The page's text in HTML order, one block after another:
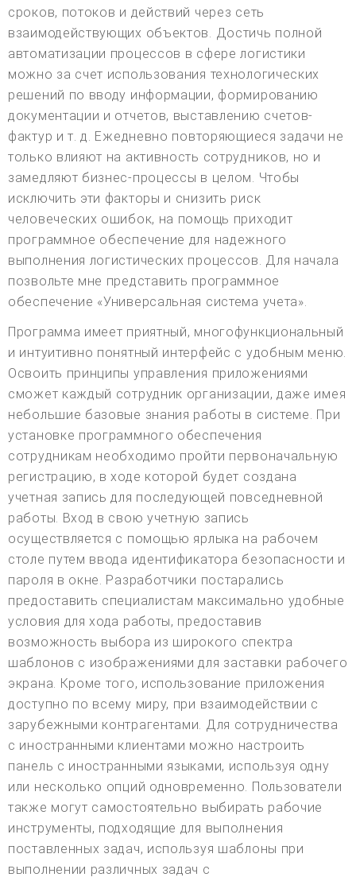
сроков, потоков и действий через сеть
взаимодействующих объектов. Достичь полной
автоматизации процессов в сфере логистики
можно за счет использования технологических
решений по вводу информации, формированию
документации и отчетов, выставлению счетов-
фактур и т. д. Ежедневно повторяющиеся задачи не
только влияют на активность сотрудников, но и
замедляют бизнес-процессы в целом. Чтобы
исключить эти факторы и снизить риск
человеческих ошибок, на помощь приходит
программное обеспечение для надежного
выполнения логистических процессов. Для начала
позвольте мне представить программное
обеспечение «Универсальная система учета».
Программа имеет приятный, многофункциональный
и интуитивно понятный интерфейс с удобным меню.
Освоить принципы управления приложениями
сможет каждый сотрудник организации, даже имея
небольшие базовые знания работы в системе. При
установке программного обеспечения
сотрудникам необходимо пройти первоначальную
регистрацию, в ходе которой будет создана
учетная запись для последующей повседневной
работы. Вход в свою учетную запись
осуществляется с помощью ярлыка на рабочем
столе путем ввода идентификатора безопасности и
пароля в окне. Разработчики постарались
предоставить специалистам максимально удобные
условия для хода работы, предоставив
возможность выбора из широкого спектра
шаблонов с изображениями для заставки рабочего
экрана. Кроме того, использование приложения
доступно по всему миру, при взаимодействии с
зарубежными контрагентами. Для сотрудничества
с иностранными клиентами можно настроить
панель с иностранными языками, используя одну
или несколько опций одновременно. Пользователи
также могут самостоятельно выбирать рабочие
инструменты, подходящие для выполнения
поставленных задач, используя шаблоны при
выполнении различных задач с